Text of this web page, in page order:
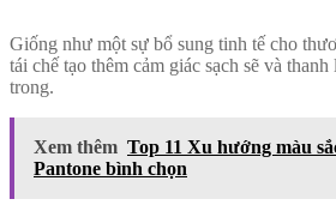
Giống như một sự bổ sung tinh tế cho
tái chế tạo thêm cảm giác sạch sẽ và
trong.
Xem thêm Top 11 Xu hướng màu
Pantone bình chọn